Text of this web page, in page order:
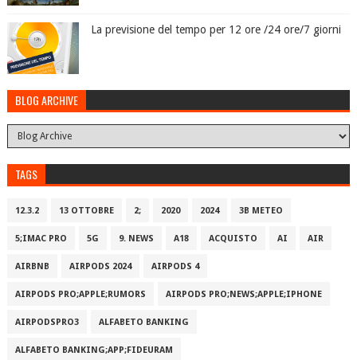
La previsione del tempo per 12 ore /24 ore/7 giorni
BLOG ARCHIVE
TAGS
12.3.2 13 OTTOBRE 2; 2020 2024 3B METEO
5;IMAC PRO 5G 9. NEWS A18 ACQUISTO AI AIR
AIRBNB AIRPODS 2024 AIRPODS 4
AIRPODS PRO;APPLE;RUMORS AIRPODS PRO;NEWS;APPLE;IPHONE
AIRPODSPRO3 ALFABETO BANKING
ALFABETO BANKING;APP;FIDEURAM